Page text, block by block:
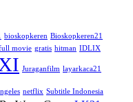
bioskopkeren Bioskopkeren21
movie gratis hitman IDLIX
Juraganfilm layarkaca21
netflix Subtitle Indonesia